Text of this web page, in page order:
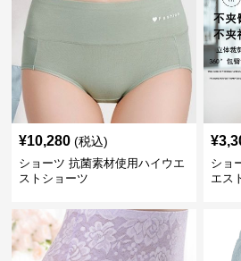
¥10,280 (税込)
ショーツ 抗菌素材使用ハイウエ
ストショーツ
¥
ショ
エス